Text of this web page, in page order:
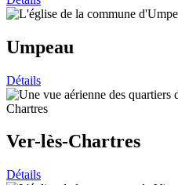
Umpeau
Détails
Ver-lès-Chartres
Détails